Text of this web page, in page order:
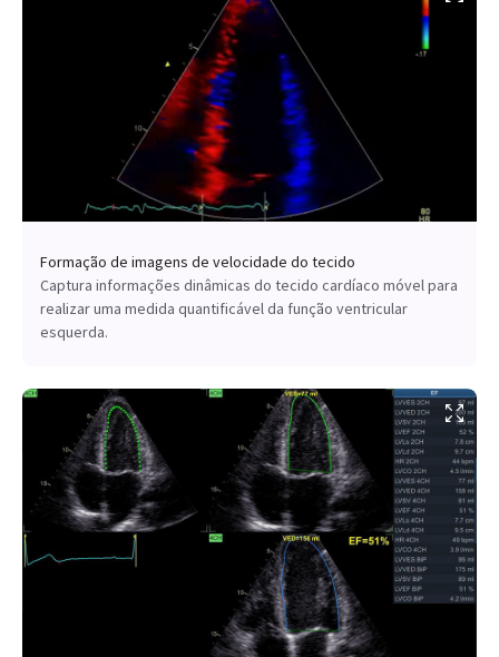
Formação de imagens de velocidade do tecido
Captura informações dinâmicas do tecido cardíaco móvel para
realizar uma medida quantificável da função ventricular
esquerda.